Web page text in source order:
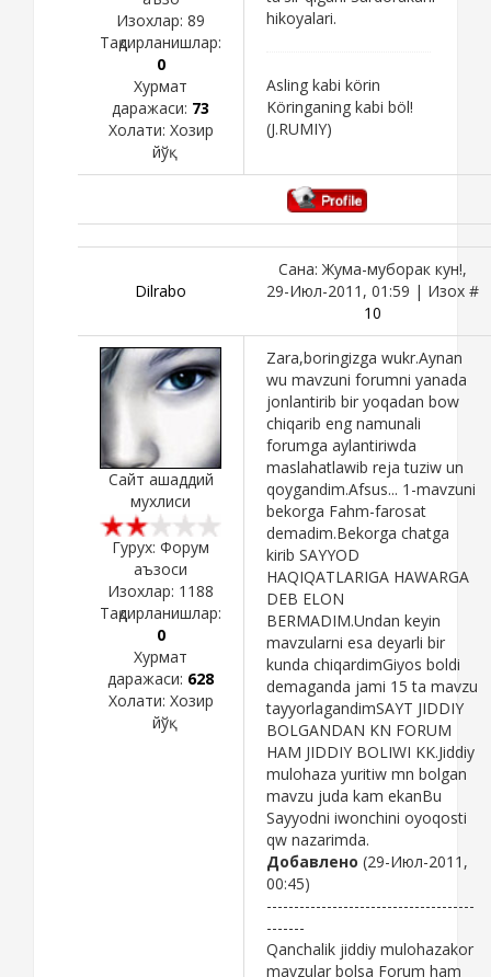
Изохлар: 89
Тақдирланишлар:
0
Хурмат
даражаси: 73
Холати: Хозир
йўқ
hikoyalari.
Asling kabi körin
Köringaning kabi böl!
(J.RUMIY)
Dilrabo
Сана: Жума-муборак кун!,
29-Июл-2011, 01:59 | Изох #
10
Сайт ашаддий
мухлиси
Гурух: Форум
аъзоси
Изохлар: 1188
Тақдирланишлар:
0
Хурмат
даражаси: 628
Холати: Хозир
йўқ
Zara,boringizga wukr.Aynan
wu mavzuni forumni yanada
jonlantirib bir yoqadan bow
chiqarib eng namunali
forumga aylantiriwda
maslahatlawib reja tuziw un
qoygandim.Afsus... 1-mavzuni
bekorga Fahm-farosat
demadim.Bekorga chatga
kirib SAYYOD
HAQIQATLARIGA HAWARGA
DEB ELON
BERMADIM.Undan keyin
mavzularni esa deyarli bir
kunda chiqardimGiyos boldi
demaganda jami 15 ta mavzu
tayyorlagandimSAYT JIDDIY
BOLGANDAN KN FORUM
HAM JIDDIY BOLIWI KK.Jiddiy
mulohaza yuritiw mn bolgan
mavzu juda kam ekanBu
Sayyodni iwonchini oyoqosti
qw nazarimda.
Добавлено (29-Июл-2011,
00:45)
--------------------------------------
-------
Qanchalik jiddiy mulohazakor
mavzular bolsa Forum ham